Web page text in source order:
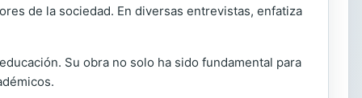
de la sociedad. En diversas entrevistas, enfatiza
Su obra no solo ha sido fundamental para